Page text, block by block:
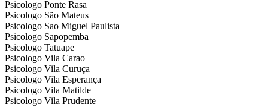
Psicologo Ponte Rasa
Psicologo São Mateus
Psicologo Sao Miguel Paulista
Psicologo Sapopemba
Psicologo Tatuape
Psicologo Vila Carao
Psicologo Vila Curuça
Psicologo Vila Esperança
Psicologo Vila Matilde
Psicologo Vila Prudente